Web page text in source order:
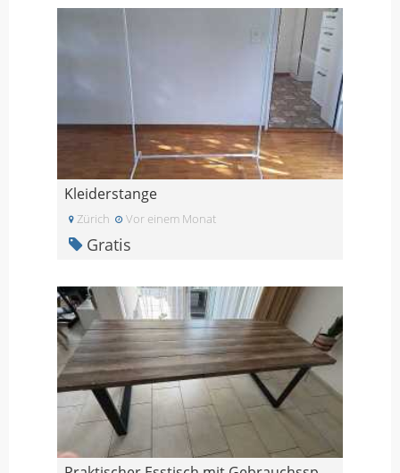
Kleiderstange
Zürich Vor einem Monat
Gratis